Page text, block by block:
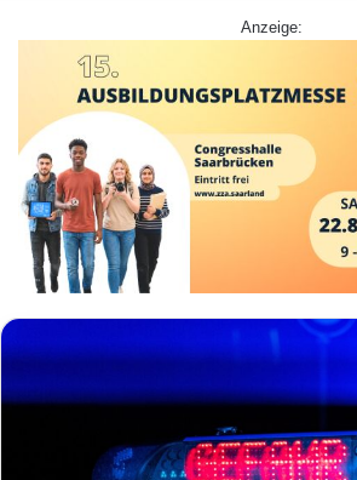
Anzeige: